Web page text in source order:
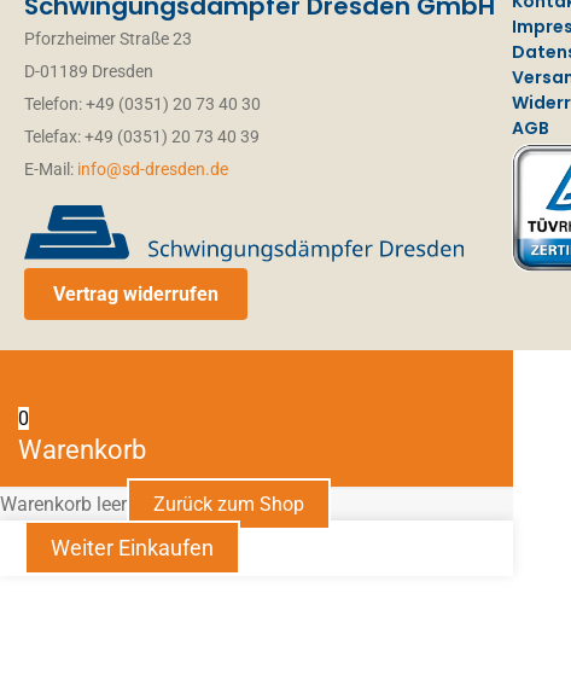
Pforzheimer Straße 23
D-01189 Dresden
Telefon: +49 (0351) 20 73 40 30
Telefax: +49 (0351) 20 73 40 39
E-Mail: info@sd-dresden.de
Vertrag widerrufen
AGB
0
Warenkorb
Warenkorb leer Zurück zum Shop
Weiter Einkaufen